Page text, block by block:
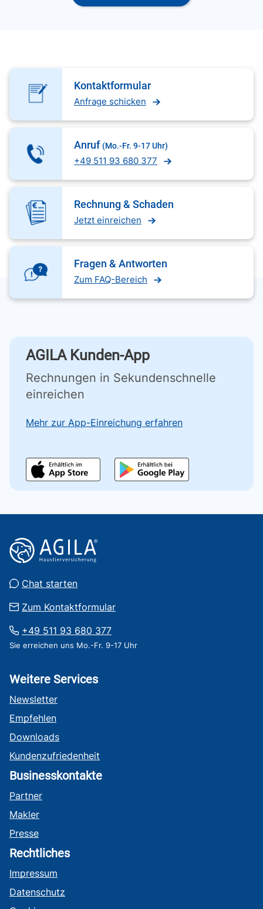
Kontaktformular
Anfrage schicken
Anruf (Mo.-Fr. 9-17 Uhr)
+49 511 93 680 377
Rechnung & Schaden
Jetzt einreichen
Fragen & Antworten
Zum FAQ-Bereich
AGILA Kunden-App
Rechnungen in Sekundenschnelle
einreichen
Mehr zur App-Einreichung erfahren